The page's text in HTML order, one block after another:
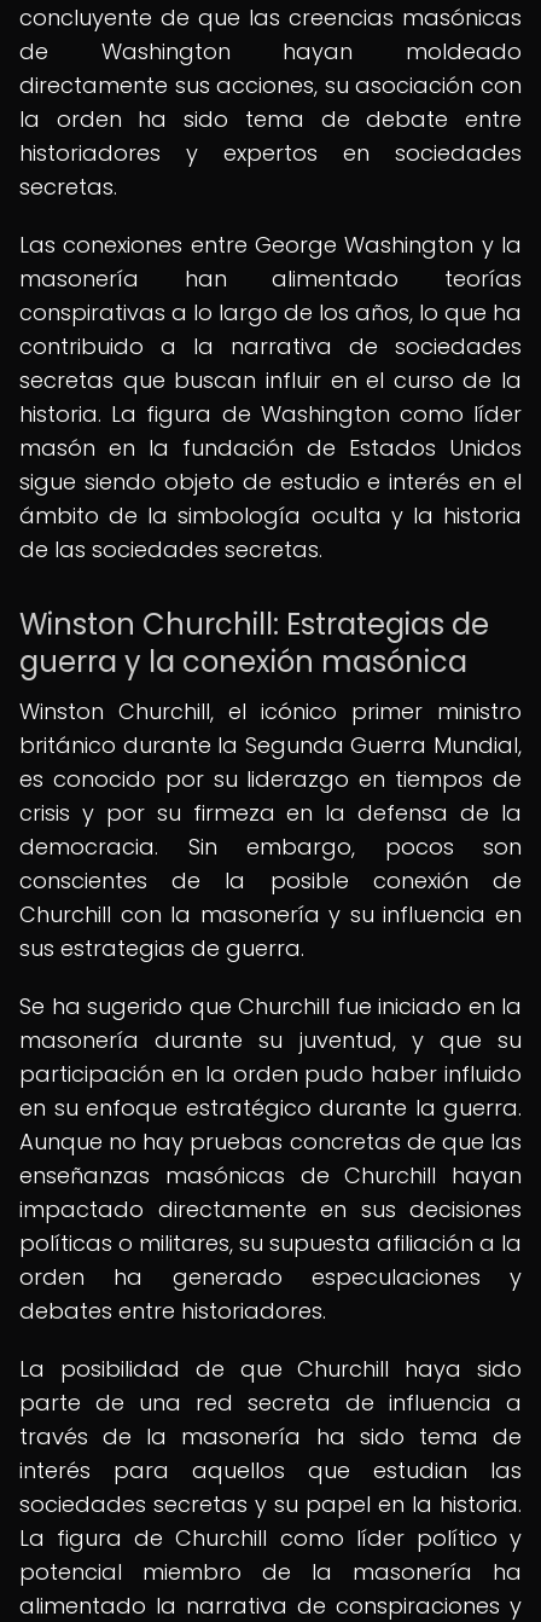
concluyente de que las creencias masónicas
de Washington hayan moldeado
directamente sus acciones, su asociación con
la orden ha sido tema de debate entre
historiadores y expertos en sociedades
secretas.
Las conexiones entre George Washington y la
masonería han alimentado teorías
conspirativas a lo largo de los años, lo que ha
contribuido a la narrativa de sociedades
secretas que buscan influir en el curso de la
historia. La figura de Washington como líder
masón en la fundación de Estados Unidos
sigue siendo objeto de estudio e interés en el
ámbito de la simbología oculta y la historia
de las sociedades secretas.
Winston Churchill: Estrategias de
guerra y la conexión masónica
Winston Churchill, el icónico primer ministro
británico durante la Segunda Guerra Mundial,
es conocido por su liderazgo en tiempos de
crisis y por su firmeza en la defensa de la
democracia. Sin embargo, pocos son
conscientes de la posible conexión de
Churchill con la masonería y su influencia en
sus estrategias de guerra.
Se ha sugerido que Churchill fue iniciado en la
masonería durante su juventud, y que su
participación en la orden pudo haber influido
en su enfoque estratégico durante la guerra.
Aunque no hay pruebas concretas de que las
enseñanzas masónicas de Churchill hayan
impactado directamente en sus decisiones
políticas o militares, su supuesta afiliación a la
orden ha generado especulaciones y
debates entre historiadores.
La posibilidad de que Churchill haya sido
parte de una red secreta de influencia a
través de la masonería ha sido tema de
interés para aquellos que estudian las
sociedades secretas y su papel en la historia.
La figura de Churchill como líder político y
potencial miembro de la masonería ha
alimentado la narrativa de conspiraciones y